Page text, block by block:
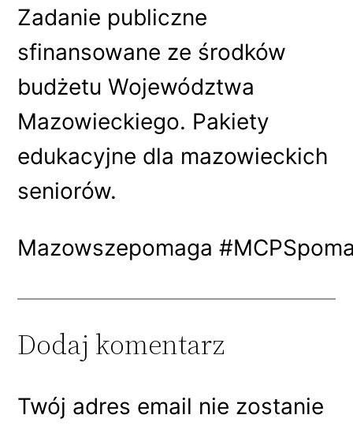
Zadanie publiczne
sfinansowane ze środków
budżetu Województwa
Mazowieckiego. Pakiety
edukacyjne dla mazowieckich
seniorów.
Mazowszepomaga
Dodaj komentarz
Twój adres email nie zostanie